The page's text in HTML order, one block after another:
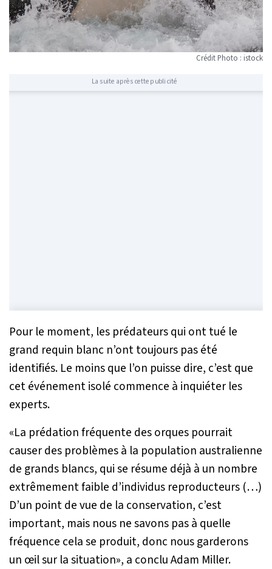
Crédit Photo : istock
La suite après cette publicité
Pour le moment, les prédateurs qui ont tué le
grand requin blanc n’ont toujours pas été
identifiés. Le moins que l’on puisse dire, c’est que
cet événement isolé commence à inquiéter les
experts.
«La prédation fréquente des orques pourrait
causer des problèmes à la population australienne
de grands blancs, qui se résume déjà à un nombre
extrêmement faible d’individus reproducteurs (…)
D’un point de vue de la conservation, c’est
important, mais nous ne savons pas à quelle
fréquence cela se produit, donc nous garderons
un œil sur la situation», a conclu Adam Miller.